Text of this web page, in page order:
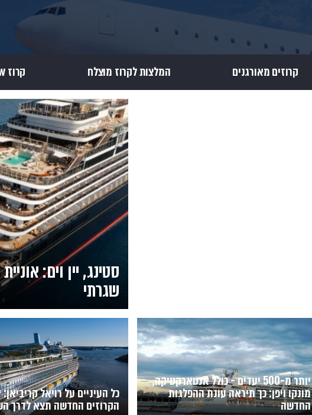
קרוזים מאורגנים המלצות לקרוז מוצלח קרוז Review
סטינג, יין וים:
שגרתי
יותר מ-500 יעדים - כולל אנטארקטיקה,
מונקו ויפן: כך תיראה עונת ההפלגות
החדשה
כל העיניים על רויאל קריביאן:
הקרוזים החדשה תצא לדרך